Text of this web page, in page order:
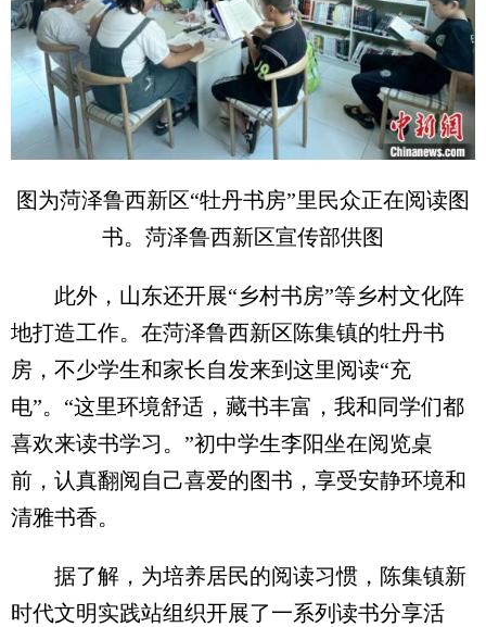
图为菏泽鲁西新区“牡丹书房”里民众正在阅读图
书。菏泽鲁西新区宣传部供图
此外，山东还开展“乡村书房”等乡村文化阵
地打造工作。在菏泽鲁西新区陈集镇的牡丹书
房，不少学生和家长自发来到这里阅读“充
电”。“这里环境舒适，藏书丰富，我和同学们都
喜欢来读书学习。”初中学生李阳坐在阅览桌
前，认真翻阅自己喜爱的图书，享受安静环境和
清雅书香。
据了解，为培养居民的阅读习惯，陈集镇新
时代文明实践站组织开展了一系列读书分享活